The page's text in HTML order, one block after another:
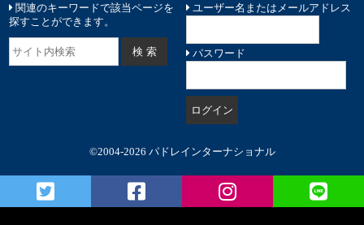
関連のキーワードで該当ページを
探すことができます。
ユーザー名またはメールアドレス
パスワード
©2004-2026 パドレインターナショナル